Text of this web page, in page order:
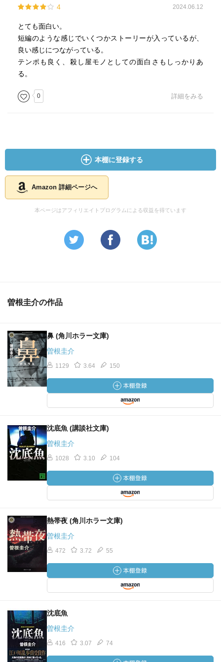
4 2024.06.12
とても面白い。
短編のような感じでいくつかストーリーが入っているが、
良い感じにつながっている。
テンポも良く、殺し屋モノとしての面白さもしっかりあ
る。
0 詳細をみる
本棚に登録する
Amazon 詳細ページへ
本ページはアフィリエイトプログラムによる収益を得ています
曽根圭介の作品
鼻 (角川ホラー文庫)
曽根圭介
1129 3.64 150
沈底魚 (講談社文庫)
曽根圭介
1028 3.10 104
熱帯夜 (角川ホラー文庫)
曽根圭介
472 3.72 55
沈底魚
曽根圭介
416 3.07 74